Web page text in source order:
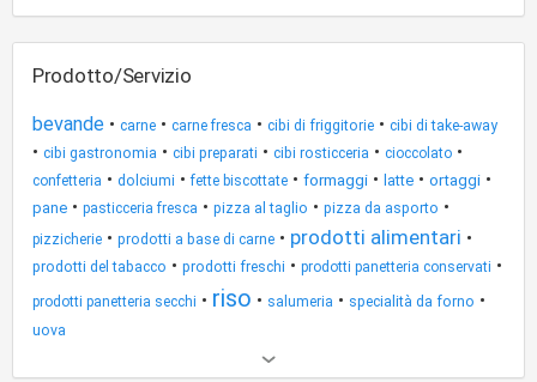
Prodotto/Servizio
bevande • carne • carne fresca • cibi di friggitorie • cibi di take-away
• cibi gastronomia • cibi preparati • cibi rosticceria • cioccolato •
confetteria • dolciumi •fette biscottate • formaggi • latte • ortaggi •
pane • pasticceria fresca • pizza al taglio • pizza da asporto •
pizzicherie • prodotti a base di carne • prodotti alimentari •
prodotti del tabacco • prodotti freschi • prodotti panetteria conservati •
prodotti panetteria secchi • riso • salumeria • specialità da forno •
uova
Altri